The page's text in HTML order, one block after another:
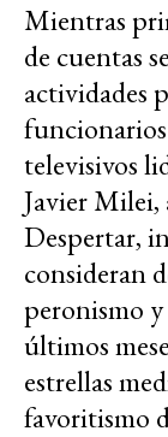
Mientras
de cuentas
actividades
televisivos
Javier Milei,
Despertar,
consideran
peronismo
últimos
estrellas
favoritismo